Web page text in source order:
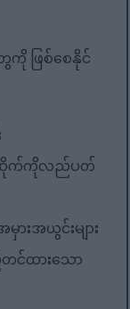
ဖြစ်စေနိုင်
ဆိုက်ကိုလည်ပတ်
းအယွင်းများ
င်ထားသော